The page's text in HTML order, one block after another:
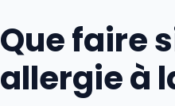
Que faire
allergie à